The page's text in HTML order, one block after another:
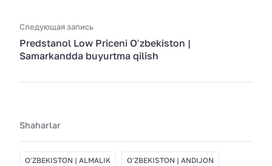
Следующая запись
Predstanol Low Priceni Oʻzbekiston |
Samarkandda buyurtma qilish
Shaharlar
OʻZBEKISTON | ALMALIK OʻZBEKISTON | ANDIJON